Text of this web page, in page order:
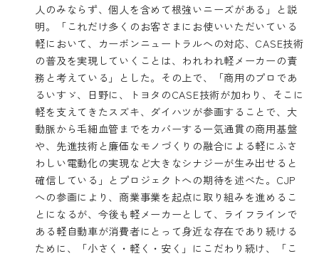
人のみならず、個人を含めて根強いニーズがある」と説
明。「これだけ多くのお客さまにお使いいただいている
軽において、カーボンニュートラルへの対応、CASE技術
の普及を実現していくことは、われわれ軽メーカーの責
務と考えている」とした。その上で、「商用のプロであ
るいすゞ、日野に、トヨタのCASE技術が加わり、そこに
軽を支えてきたスズキ、ダイハツが参画することで、大
動脈から毛細血管までをカバーする一気通貫の商用基盤
や、先進技術と廉価なモノづくりの融合による軽にふさ
わしい電動化の実現など大きなシナジーが生み出せると
確信している」とプロジェクトへの期待を述べた。CJP
への参画により、商業事業を起点に取り組みを進めるこ
とになるが、今後も軽メーカーとして、ライフラインで
ある軽自動車が消費者にとって身近な存在であり続ける
ために、「小さく・軽く・安く」にこだわり続け、「こ